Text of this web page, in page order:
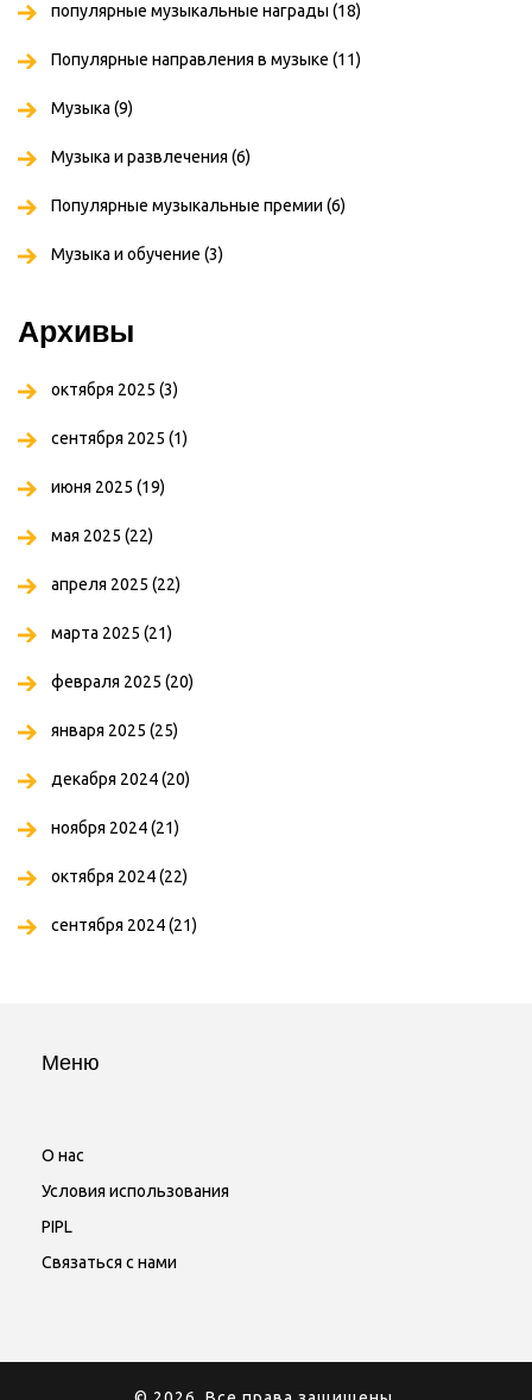
популярные музыкальные награды (18)
Популярные направления в музыке (11)
Музыка (9)
Музыка и развлечения (6)
Популярные музыкальные премии (6)
Музыка и обучение (3)
Архивы
октября 2025 (3)
сентября 2025 (1)
июня 2025 (19)
мая 2025 (22)
апреля 2025 (22)
марта 2025 (21)
февраля 2025 (20)
января 2025 (25)
декабря 2024(20)
ноября 2024(21)
октября 2024(22)
сентября 2024(21)
Меню
О нас
Условия использования
PIPL
Связаться с нами